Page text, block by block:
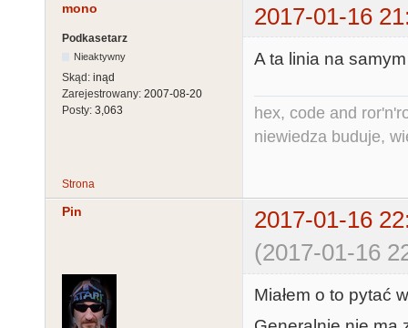
mono 2017-01-16
Podkasetarz
Nieaktywny
Skąd: inąd
Zarejestrowany: 2007-08-20
Posty: 3,063
A ta linia na
hex, code and
niewiedza buduje,
Strona
Pin
2017-01-16
(2017-01-16
Miałem o to pytać